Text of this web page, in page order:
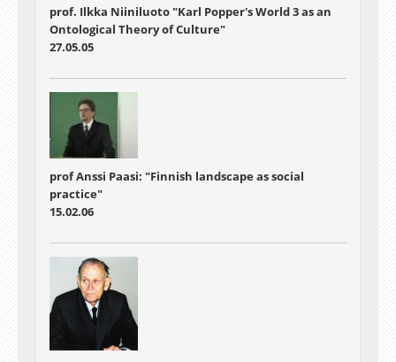
prof. Ilkka Niiniluoto "Karl Popper's World 3 as an
Ontological Theory of Culture"
27.05.05
prof Anssi Paasi: "Finnish landscape as social
practice"
15.02.06